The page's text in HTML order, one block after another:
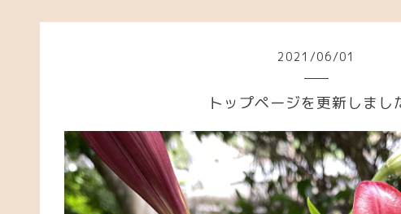
2021 /06/01
トップページを更新しまし